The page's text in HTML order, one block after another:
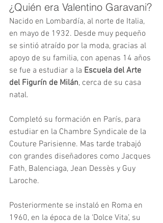
¿Quién era Valentino Garavani?
Nacido en Lombardía, al norte de Italia,
en mayo de 1932. Desde muy pequeño
se sintió atraído por la moda, gracias al
apoyo de su familia, con apenas 14 años
se fue a estudiar a la Escuela del Arte
del Figurín de Milán, cerca de su casa
natal.
Completó su formación en París, para
estudiar en la Chambre Syndicale de la
Couture Parisienne. Mas tarde trabajó
con grandes diseñadores como Jacques
Fath, Balenciaga, Jean Dessès y Guy
Laroche.
Posteriormente se instaló en Roma en
1960, en la época de la ‘Dolce Vita’, su